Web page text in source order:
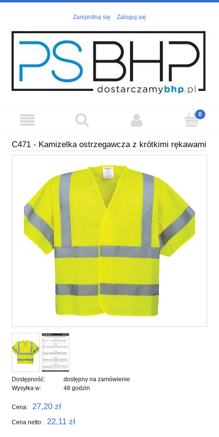
Zarejestruj się Zaloguj się
C471 - Kamizelka ostrzegawcza z krótkimi rękawami
Dostępność:
dostępny na zamówienie
Wysyłka w:
48 godzin
Cena: 27,20 zł
Cena netto: 22,11 zł